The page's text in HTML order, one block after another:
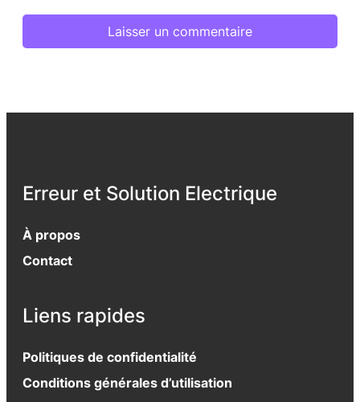
Erreur et Solution Electrique
À propos
Contact
Liens rapides
Politiques de confidentialité
Conditions générales d’utilisation